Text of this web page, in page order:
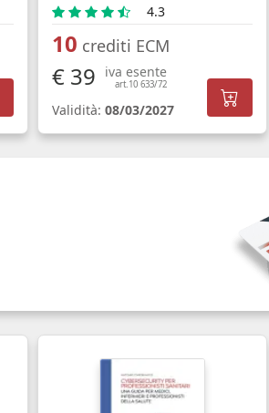
4.3
10 crediti ECM
€ 39 iva esente
art.10 633/72
Validità:08/03/2027